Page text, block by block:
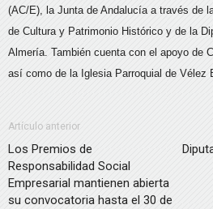
(AC/E), la Junta de Andalucía a través de
de Cultura y Patrimonio Histórico y de la
Almería. También cuenta con el apoyo de
así como de la Iglesia Parroquial de Vélez
Artículo anterior
Los Premios de
Responsabilidad Social
Empresarial mantienen abierta
su convocatoria hasta el 30 de